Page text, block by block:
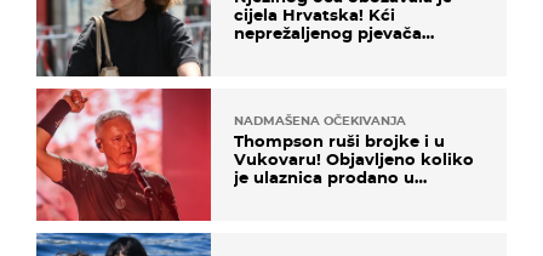
cijela Hrvatska! Kći
neprežaljenog pjevača
NADMAŠENA OČEKIVANJA
Thompson ruši brojke i u
Vukovaru! Objavljeno koliko
je ulaznica prodano u